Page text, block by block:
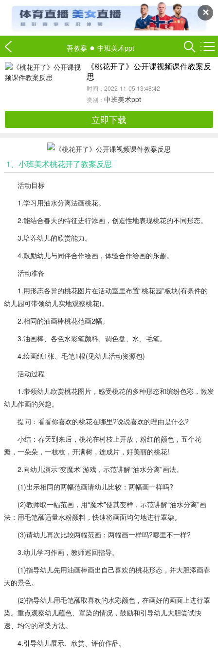
✕
吾教案 ● 中班美术ppt
《桃花开了》公开课视频课件教案反
思
时间：2022-11-05 13:48:42
类别： 中班美术ppt
立即下载
1、小班美术桃花开了教案反思
活动目标
1.学习用油水分离法画桃花。
2.能结合春天的特征进行添画，创造性地表现桃花的不同形态。
3.培养幼儿的欣赏能力。
4.鼓励幼儿与同伴合作绘画，体验合作绘画的乐趣。
活动准备
1.用形态各异的桃花图片在活动室里布置“桃花园”板块(有条件的
幼儿园可带领幼儿实地观察桃花)。
2.相同的油画棒桃花范画2幅。
3.油画棒、各色水彩笔颜料、调色盘、水、毛笔。
4.绘画纸1张、毛笔1根(见幼儿活动资源包)
活动过程
1.带领幼儿欣赏桃花图片，感受桃花的多种形态和缤纷色彩，激发
幼儿作画的兴趣。
提问：看看你喜欢的桃花在哪里?说说喜欢的理由是什么?
小结：春天到来后，桃花在树枝上开放，粉红的颜色，五个花
瓣，一朵朵，一枝枝，开满树，连成片，好美丽的桃花!
2.向幼儿演示“变魔术”游戏，示范讲解“油水分离”画法。
(1)出示相同的两幅范画请幼儿比较：两幅画一样吗?
(2)教师取一幅范画，用“魔术”使其变样，示范讲解“油水分离”画
法：用毛笔蘸适量水粉颜料，快速将画面均匀地进行罩染。
(3)请幼儿再次比较两幅范画：两幅画一样吗?哪里不一样?
3.幼儿学习作画，教师巡回指导。
(1)指导幼儿先用油画棒画出自己喜欢的桃花形态，并大胆添画春
天的景色。
(2)指导幼儿用毛笔蘸取喜欢的水彩颜色，在画好的画面上进行罩
染。重点观察幼儿蘸色、罩染的情况，鼓励和引导幼儿大胆尝试快
速、均匀的罩染方法。
4.引导幼儿展示、欣赏、评价作品。